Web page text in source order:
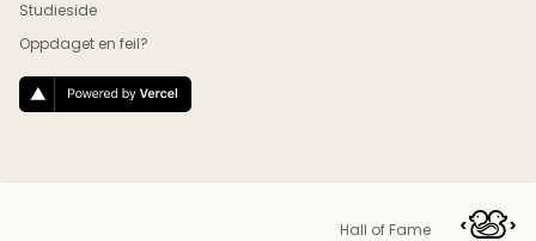
Studieside
Oppdaget en feil?
Hall of Fame